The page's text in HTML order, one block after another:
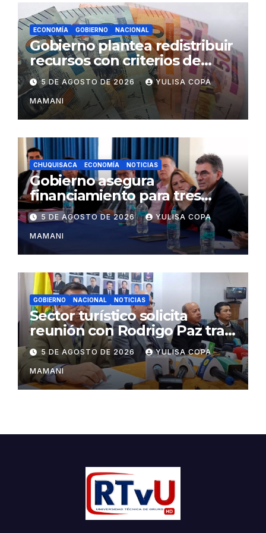
ECONOMÍA GOBIERNO NACIONAL
Gobierno plantea redistribuir
recursos con criterios de
eficiencia y esfuerzo fiscal
5 DE AGOSTO DE 2026 YULISA COPA
MAMANI
CHUQUISACA ECONOMÍA NOTICIAS
Gobierno asegura
financiamiento para tres
proyectos estratégicos de
Chuquisaca
5 DE AGOSTO DE 2026 YULISA COPA
MAMANI
GOBIERNO NACIONAL NOTICIAS
Sector turístico solicita
reunión con Rodrigo Paz tras
cambios en la administración
del turismo
5 DE AGOSTO DE 2026 YULISA COPA
MAMANI